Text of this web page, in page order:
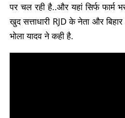
पर चल रही है..और यहां सिर्फ फार्म
खुद सत्ताधारी RJD के नेता और
भोला यादव ने कही है.